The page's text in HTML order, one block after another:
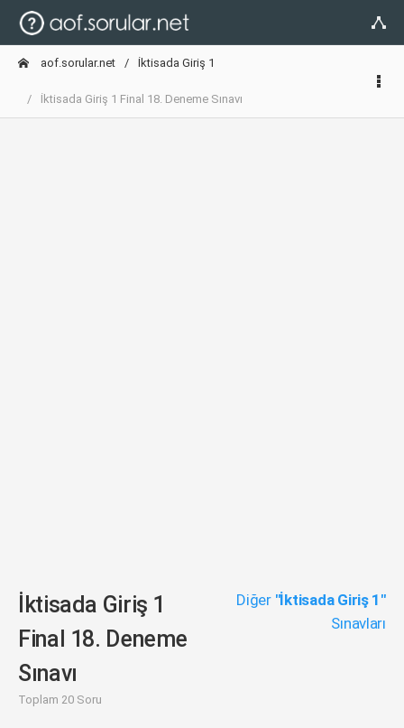
aof.sorular.net İktisada Giriş 1
İktisada Giriş 1 Final 18. Deneme Sınavı
İktisada Giriş 1
Final 18. Deneme
Sınavı
Toplam 20 Soru
Diğer "İktisada Giriş 1"
Sınavları